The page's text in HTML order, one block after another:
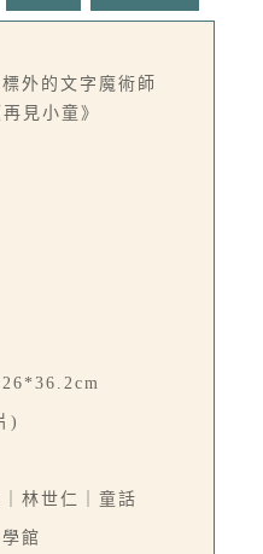
外的文字魔術師
見小童》
26*36.2cm
)
林世仁｜童話
館